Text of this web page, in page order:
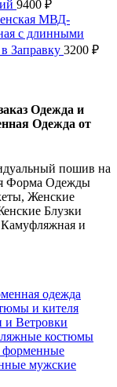
9400 ₽
МВД-
с длинными
Заправку 3200 ₽
Одежда и
Одежда от
пошив на
Форма Одежды
Женские
Блузки
и
одежда
и кителя
и Ветровки
костюмы
мужские